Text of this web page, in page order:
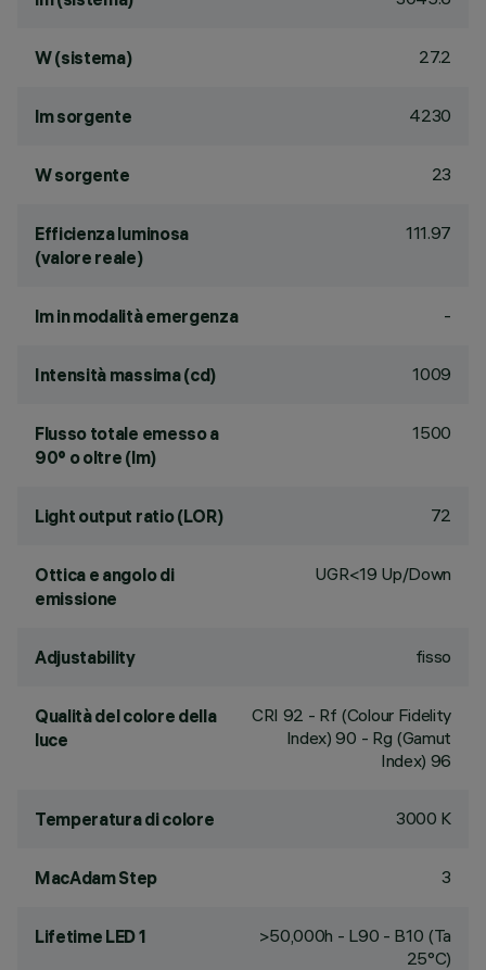
W (sistema) 27.2
lm sorgente 4230
W sorgente 23
Efficienza luminosa
(valore reale)
111.97
lm in modalità emergenza -
Intensità massima (cd) 1009
Flusso totale emesso a
90° o oltre (lm)
1500
Light output ratio (LOR) 72
Ottica e angolo di
emissione
UGR<19 Up/Down
Adjustability fisso
Qualità del colore della
luce
CRI 92 - Rf (Colour Fidelity
Index) 90 - Rg (Gamut
Index) 96
Temperatura di colore 3000 K
MacAdam Step 3
Lifetime LED 1
>50,000h - L90 - B10 (Ta
25°C)